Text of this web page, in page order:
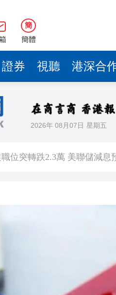
簡
簡體
證券 視聽 港深合
2026年 08月07日 星期五
科技IPO路演現場 CEO王興
AI餐飲服務系統 機場首度登
工廈毒品倉 拘24歲黑幫男 檢
儲年底前加息概率超80%
見證奇蹟 | 科技坐進車廂，公